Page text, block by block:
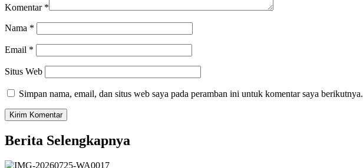
Komentar *
Nama *
Email *
Situs Web
Simpan nama, email, dan situs web saya pada peramban ini untuk komentar saya berikutnya.
Berita Selengkapnya